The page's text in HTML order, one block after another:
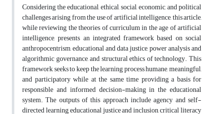
Considering the educational, ethical, social, economic, and political
challenges arising from the use of artificial intelligence, this article,
while reviewing the theories of curriculum in the age of artificial
intelligence, presents an integrated framework based on social
anthropocentrism, educational and data justice, power analysis and
algorithmic governance, and structural ethics of technology. This
framework seeks to keep the learning process humane, meaningful,
and participatory while at the same time providing a basis for
responsible and informed decision-making in the educational
system. The outputs of this approach include agency and self-
directed learning, educational justice and inclusion, critical literacy